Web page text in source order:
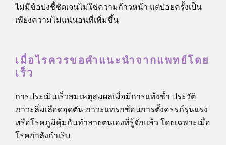
ไม่มีข้อบ่งชี้ชัดเจนไม่ใช่ความก้าวหน้า แต่บ่อยครั้งเป็น
เพียงความไม่แน่นอนที่เพิ่มขึ้น
เมื่อไรควรขอคำแนะนำจากแพทย์โดย
เร็ว
การประเมินเร็วสมเหตุสมผลเมื่อมีการแท้งซ้ำ ประวัติ
ภาวะลิ่มเลือดอุดตัน ภาวะแทรกซ้อนการตั้งครรภ์รุนแรง
หรือโรคภูมิคุ้มกันทำลายตนเองที่รู้จักแล้ว โดยเฉพาะเมื่อ
โรคกำลังกำเริบ